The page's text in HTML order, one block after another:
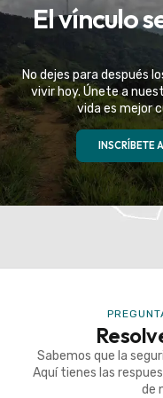
Celebramos la
El vínculo
No dejes para después
vivir hoy. Únete a
vida es mejor
INSCRÍBETE
Sabemos que la
Aquí tienes las
de